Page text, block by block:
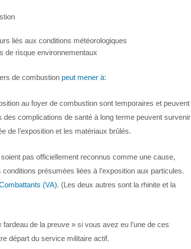
liés aux conditions météorologiques
de risque environnementaux
de combustion peut mener à:
au foyer de combustion sont temporaires et peuvent
des complications de santé à long terme peuvent survenir
de l’exposition et les matériaux brûlés.
pas officiellement reconnus comme une cause,
conditions présumées liées à l’exposition aux particules.
(VA). (Les deux autres sont la rhinite et la
fardeau de la preuve » si vous avez eu l’une de ces
départ du service militaire actif.